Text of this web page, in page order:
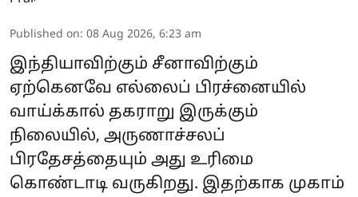
Published on: 08 Aug 2026, 6:23 am
இந்தியாவிற்கும் சீனாவிற்கும்
ஏற்கெனவே எல்லைப் பிரச்னையில்
வாய்க்கால் தகராறு இருக்கும்
நிலையில், அருணாச்சலப்
பிரதேசத்தையும் அது உரிமை
கொண்டாடி வருகிறது. இதற்காக முகாம்